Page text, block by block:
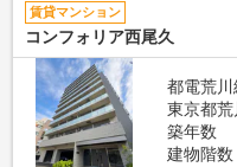
賃貸マンション
コンフォリア西尾久
都電荒
東京都荒
築年数
建物階数